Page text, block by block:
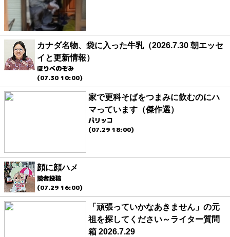
カナダ名物、袋に入った牛乳（2026.7.30 朝エッセ
イと更新情報）
ほりべのぞみ
(07.30 10:00)
家で更科そばをつまみに飲むのにハ
マっています（傑作選）
パリッコ
(07.29 18:00)
顔に顔ハメ
読者投稿
(07.29 16:00)
「頑張っていかなあきません」の元
祖を探してください～ライター質問
箱 2026.7.29